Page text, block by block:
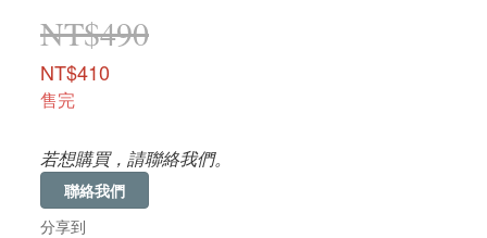
NT$490
NT$410
售完
若想購買，請聯絡我們。
聯絡我們
分享到